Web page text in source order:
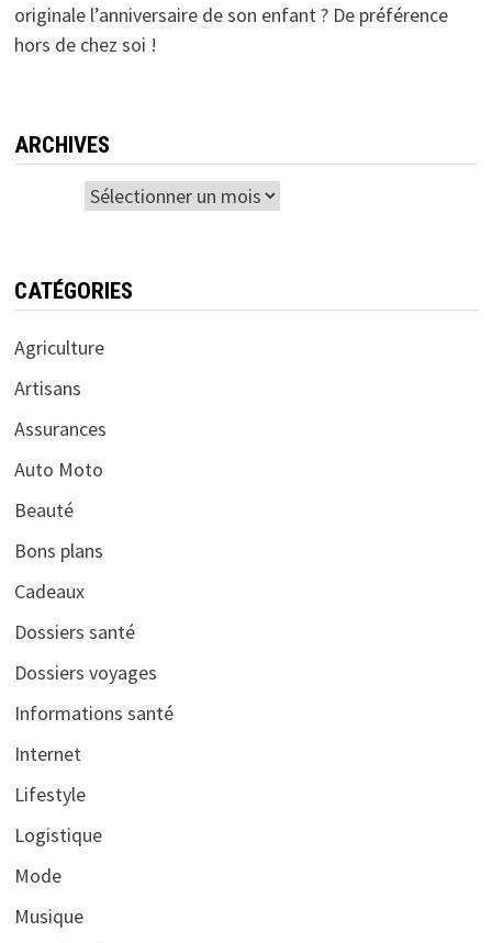
originale l’anniversaire de son enfant ? De préférence
hors de chez soi !
ARCHIVES
CATÉGORIES
Agriculture
Artisans
Assurances
Auto Moto
Beauté
Bons plans
Cadeaux
Dossiers santé
Dossiers voyages
Informations santé
Internet
Lifestyle
Logistique
Mode
Musique